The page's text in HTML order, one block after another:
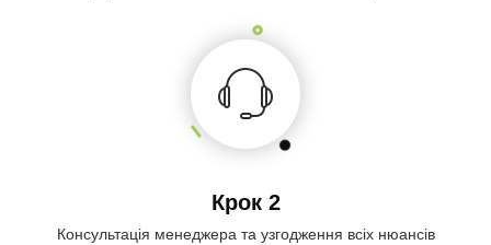
Крок 2
Консультація менеджера та узгодження всіх нюансів